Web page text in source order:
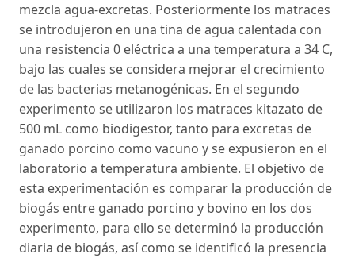
mezcla agua-excretas. Posteriormente los matraces
se introdujeron en una tina de agua calentada con
una resistencia 0 eléctrica a una temperatura a 34 C,
bajo las cuales se considera mejorar el crecimiento
de las bacterias metanogénicas. En el segundo
experimento se utilizaron los matraces kitazato de
500 mL como biodigestor, tanto para excretas de
ganado porcino como vacuno y se expusieron en el
laboratorio a temperatura ambiente. El objetivo de
esta experimentación es comparar la producción de
biogás entre ganado porcino y bovino en los dos
experimento, para ello se determinó la producción
diaria de biogás, así como se identificó la presencia